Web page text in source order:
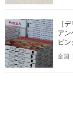
［
アン
ピ
全国